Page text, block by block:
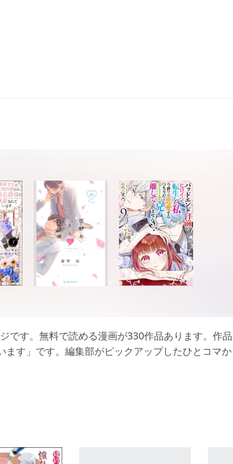
す。無料で読める漫画が330作品あります。作
す」です。編集部がピックアップしたひとコマ